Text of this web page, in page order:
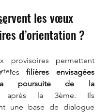
les vœux
d’orientation ?
provisoires permettent
les filières envisagées
poursuite de la
après la 3ème. Ils
une base de dialogue